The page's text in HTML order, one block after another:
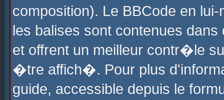
composition). Le BBCode en
les balises sont contenues
et offrent un meilleur contr�le
�tre affich�. Pour plus
guide, accessible depuis le